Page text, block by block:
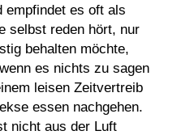
empfindet es oft als
selbst reden hört, nur
behalten möchte,
es nichts zu sagen
leisen Zeitvertreib
essen nachgehen.
nicht aus der Luft